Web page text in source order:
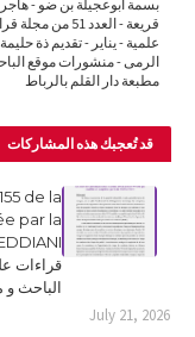
بسمة أبوعجيلة بن ضو -
قريعة - العدد 51 من
علمية - يناير - تقديم ذة
الرمى - منشورات موقع
مطبعة دار القلم بالرباط
قد تُعجبك هذه المشاركات
de la
par la
قراءات
الباحث و
July 21, 2026